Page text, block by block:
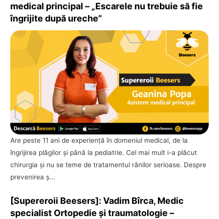
medical principal – „Escarele nu trebuie să fie
îngrijite după ureche”
Are peste 11 ani de experienţă în domeniul medical, de la
îngrijirea plăgilor şi până la pediatrie. Cel mai mult i-a plăcut
chirurgia şi nu se teme de tratamentul rănilor serioase. Despre
prevenirea ş...
[Supereroii Beesers]: Vadim Bîrca, Medic
specialist Ortopedie și traumatologie –